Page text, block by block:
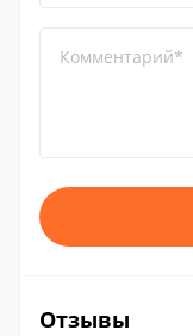
Комментарий*
Отзывы